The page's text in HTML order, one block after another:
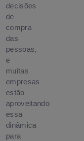
decisões
de
compra
das
pessoas,
e
muitas
empresas
estão
aproveitando
essa
dinâmica
para